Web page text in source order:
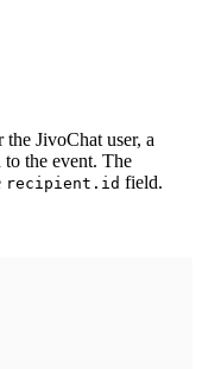
JivoChat user, a
the event. The
recipient.id field.